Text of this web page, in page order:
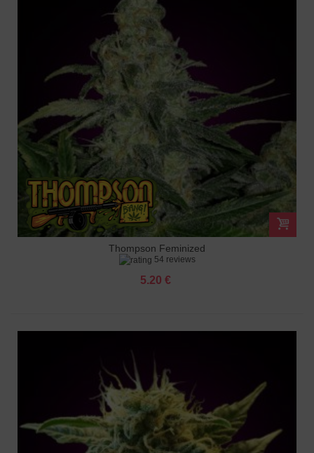
Thompson Feminized
54 reviews
5.20 €